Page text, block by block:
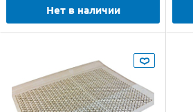
Нет в наличии